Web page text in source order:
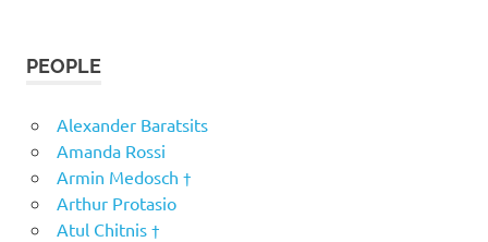
PEOPLE
Alexander Baratsits
Amanda Rossi
Armin Medosch †
Arthur Protasio
Atul Chitnis †